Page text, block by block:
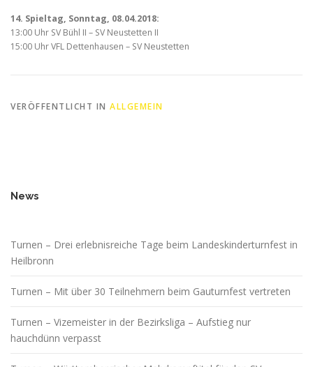
14. Spieltag, Sonntag, 08.04.2018:
13:00 Uhr SV Bühl II – SV Neustetten II
15:00 Uhr VFL Dettenhausen – SV Neustetten
VERÖFFENTLICHT IN ALLGEMEIN
News
Turnen – Drei erlebnisreiche Tage beim Landeskinderturnfest in
Heilbronn
Turnen – Mit über 30 Teilnehmern beim Gauturnfest vertreten
Turnen – Vizemeister in der Bezirksliga – Aufstieg nur
hauchdünn verpasst